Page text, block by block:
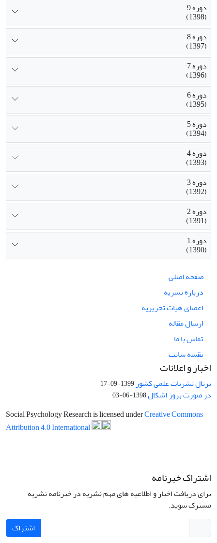
دوره 9
(1398)
دوره 8
(1397)
دوره 7
(1396)
دوره 6
(1395)
دوره 5
(1394)
دوره 4
(1393)
دوره 3
(1392)
دوره 2
(1391)
دوره 1
(1390)
صفحه اصلی
درباره نشریه
اعضای هیات تحریریه
ارسال مقاله
تماس با ما
نقشه سایت
اخبار و اعلانات
پرتال نشریات علمی کشور1399-09-17
در صورت بروز اشکال1398-06-03
Social Psychology Research is licensed underCreative Commons
Attribution 4.0 International
اشتراک خبرنامه
برای دریافت اخبار و اطلاعیه های مهم نشریه در خبرنامه نشریه
مشترک شوید.
اشتراک